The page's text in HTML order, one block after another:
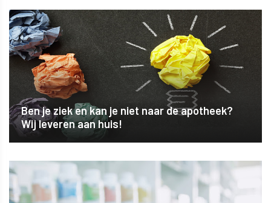
Ben je ziek en kan je niet naar de apotheek?
Wij leveren aan huis!